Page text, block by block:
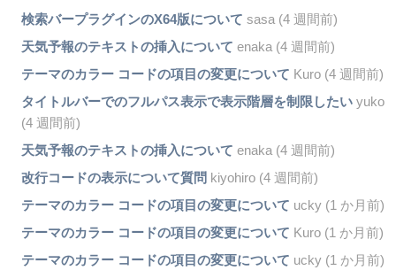
検索バープラグインのX64版について sasa (4 週間前)
天気予報のテキストの挿入について enaka (4 週間前)
テーマのカラー コードの項目の変更について Kuro (4 週間前)
タイトルバーでのフルパス表示で表示階層を制限したいyuko
(4 週間前)
天気予報のテキストの挿入について enaka (4 週間前)
改行コードの表示について質問 kiyohiro (4 週間前)
テーマのカラー コードの項目の変更について ucky (1 か月前)
テーマのカラー コードの項目の変更について Kuro (1 か月前)
テーマのカラー コードの項目の変更について ucky (1 か月前)